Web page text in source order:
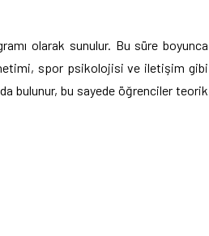
olarak sunulur. Bu süre boyunca
spor psikolojisi ve iletişim gibi
bulunur, bu sayede öğrenciler teorik